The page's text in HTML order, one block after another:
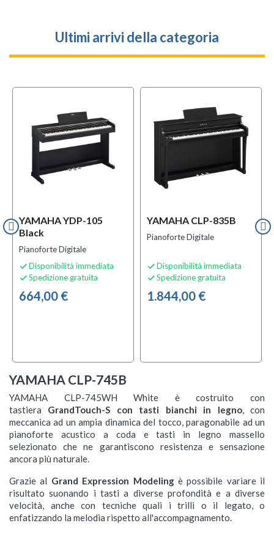
Ultimi arrivi della categoria
YAMAHA YDP-105
Black
Pianoforte Digitale
 Disponibilità immediata
 Spedizione gratuita
664,00 €
YAMAHA CLP-835B
Pianoforte Digitale
 Disponibilità immediata
 Spedizione gratuita
1.844,00 €
YAMAHA CLP-745B
YAMAHA CLP-745WH White è costruito con
tastiera GrandTouch-S con tasti bianchi in legno, con
meccanica ad un ampia dinamica del tocco, paragonabile ad un
pianoforte acustico a coda e tasti in legno massello
selezionato che ne garantiscono resistenza e sensazione
ancora più naturale.
Grazie al Grand Expression Modelingè possibile variare il
risultato suonando i tasti a diverse profondità e a diverse
velocità, anche con tecniche quali i trilli o il legato, o
enfatizzando la melodia rispetto all'accompagnamento.